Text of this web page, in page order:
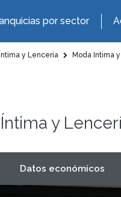
por sector
y Lencería Moda Intima
y
Datos económicos